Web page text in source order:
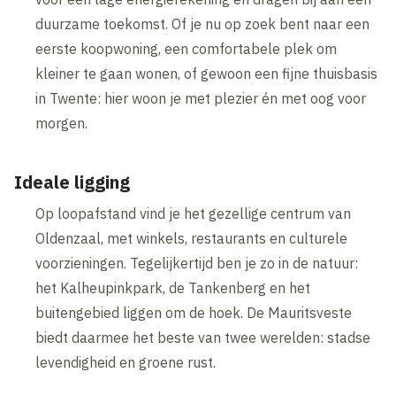
duurzame toekomst. Of je nu op zoek bent naar een
eerste koopwoning, een comfortabele plek om
kleiner te gaan wonen, of gewoon een fijne thuisbasis
in Twente: hier woon je met plezier én met oog voor
morgen.
Ideale ligging
Op loopafstand vind je het gezellige centrum van
Oldenzaal, met winkels, restaurants en culturele
voorzieningen. Tegelijkertijd ben je zo in de natuur:
het Kalheupinkpark, de Tankenberg en het
buitengebied liggen om de hoek. De Mauritsveste
biedt daarmee het beste van twee werelden: stadse
levendigheid en groene rust.